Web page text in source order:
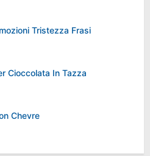
Tristezza Frasi
Cioccolata In Tazza
Chevre